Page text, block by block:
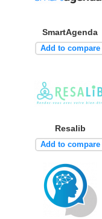
SmartAgenda
Add to compare
Resalib
Add to compare